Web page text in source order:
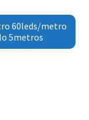
60leds/metro
5metros